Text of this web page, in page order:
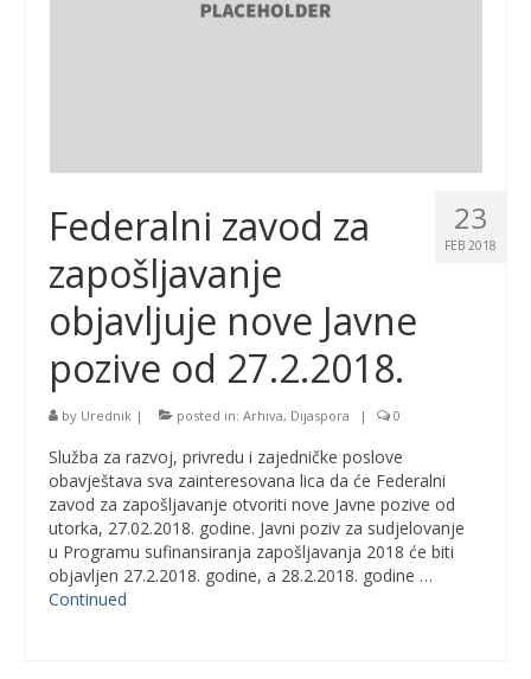
23
FEB 2018
Federalni zavod za
zapošljavanje
objavljuje nove Javne
pozive od 27.2.2018.
by Urednik | posted in: Arhiva, Dijaspora | 0
Služba za razvoj, privredu i zajedničke poslove
obavještava sva zainteresovana lica da će Federalni
zavod za zapošljavanje otvoriti nove Javne pozive od
utorka, 27.02.2018. godine. Javni poziv za sudjelovanje
u Programu sufinansiranja zapošljavanja 2018 će biti
objavljen 27.2.2018. godine, a 28.2.2018. godine …
Continued